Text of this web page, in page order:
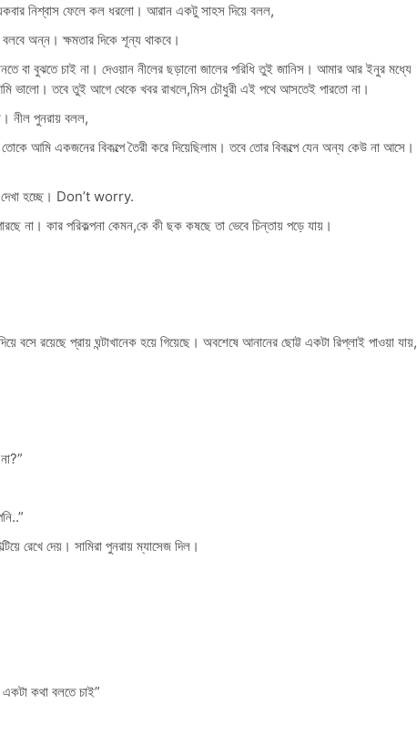
নিশ্বাস ফেলে কল ধরলো। আরান একটু সাহস দিয়ে বলল,
বলবে অন্ন। ক্ষমতার দিকে শূন্য থাকবে।
বা বুঝতে চাই না। দেওয়ান নীলের ছড়ানো জালের পরিধি তুই জানিস। আমার আর ইনুর মধ্যে
ভালো। তবে তুই আগে থেকে খবর রাখলে,মিস চৌধুরী এই পথে আসতেই পারতো না।
নীল পুনরায় বলল,
আমি একজনের বিকল্পে তৈরী করে দিয়েছিলাম। তবে তোর বিকল্পে যেন অন্য কেউ না আসে।
হচ্ছে। Don’t worry.
না। কার পরিকল্পনা কেমন,কে কী ছক কষছে তা ভেবে চিন্তায় পড়ে যায়।
বসে রয়েছে প্রায় ঘন্টাখানেক হয়ে গিয়েছে। অবশেষে আনানের ছোট্ট একটা রিপ্লাই পাওয়া যায়,
রেখে দেয়। সামিরা পুনরায় ম্যাসেজ দিল।
কথা বলতে চাই”